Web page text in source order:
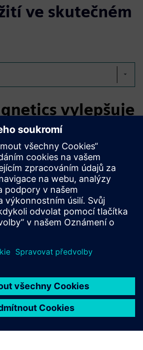
ve skutečném
vylepšuje
na zakázková řešení
uzavřela partnerství se společností
návrhu a snížila riziko vývoje
modelovacích nástrojů Siemens.